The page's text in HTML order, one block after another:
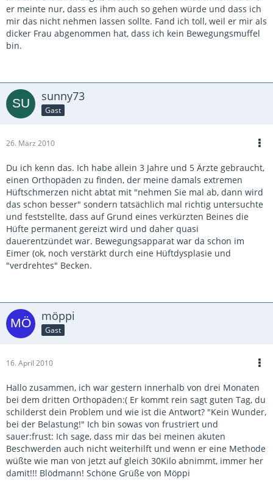
er meinte nur, dass es ihm auch so gehen würde und dass ich
mir das nicht nehmen lassen sollte. Fand ich toll, weil er mir als
dicker Frau abgenommen hat, dass ich kein Bewegungsmuffel
bin.
sunny73
Gast
26. März 2010
Du ich kenn das. Ich habe allein 3 Jahre und 5 Ärzte gebraucht,
einen Orthopäden zu finden, der meine damals extremen
Hüftschmerzen nicht abtat mit "nehmen Sie mal ab, dann wird
das schon besser" sondern tatsächlich mal richtig untersuchte
und feststellte, dass auf Grund eines verkürzten Beines die
Hüfte permanent gereizt wird und daher quasi
dauerentzündet war. Bewegungsapparat war da schon im
Eimer (ok, noch verstärkt durch eine Hüftdysplasie und
"verdrehtes" Becken.
möppi
Gast
16. April 2010
Hallo zusammen, ich war gestern innerhalb von drei Monaten
bei dem dritten Orthopäden:( Er kommt rein sagt guten Tag, du
schilderst dein Problem und wie ist die Antwort? "Kein Wunder,
bei der Belastung!" Ich bin sowas von frustriert und
sauer:frust: Ich sage, dass mir das bei meinen akuten
Beschwerden auch nicht weiterhilft und wenn er eine Methode
wüßte wie man von jetzt auf gleich 30Kilo abnimmt, immer her
damit!!! Blödmann! Schöne Grüße von Möppi